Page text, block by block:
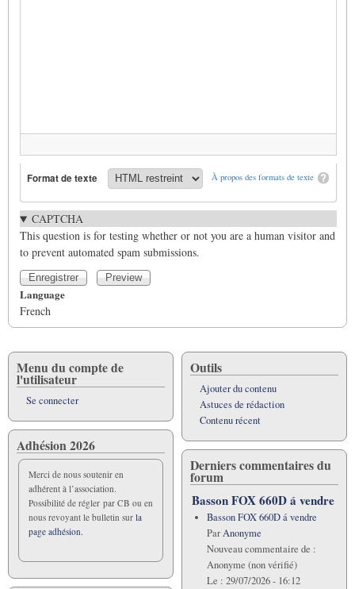
À propos des formats de texte
Format de texte
CAPTCHA
This question is for testing whether or not you are a human visitor and
to prevent automated spam submissions.
Language
French
Menu du compte de
l'utilisateur
Se connecter
Adhésion 2026
Merci de nous soutenir en
adhérent à l’association.
Possibilité de régler par CB ou en
nous revoyant le bulletin sur la
page adhésion.
Outils
Ajouter du contenu
Astuces de rédaction
Contenu récent
Derniers commentaires du
forum
Basson FOX 660D á vendre
Basson FOX 660D á vendre
ParAnonyme
Nouveau commentaire de :
Anonyme (non vérifié)
Le : 29/07/2026 - 16:12